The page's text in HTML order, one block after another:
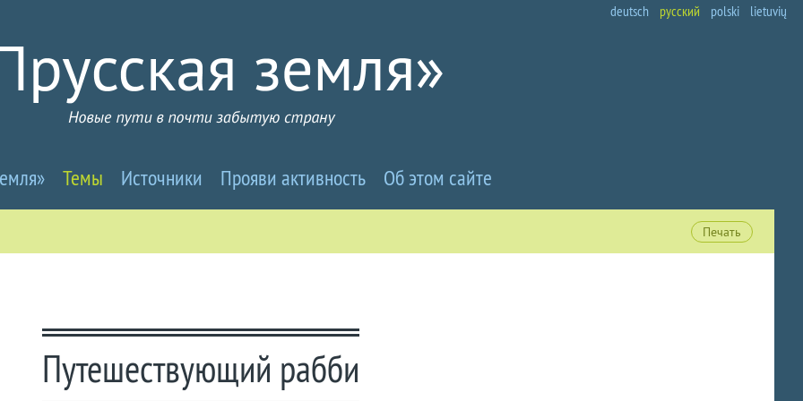
deutsch русский polski lietuvių
Темы Источники Прояви активность Об этом сайте
Печать
Путешествующий рабби